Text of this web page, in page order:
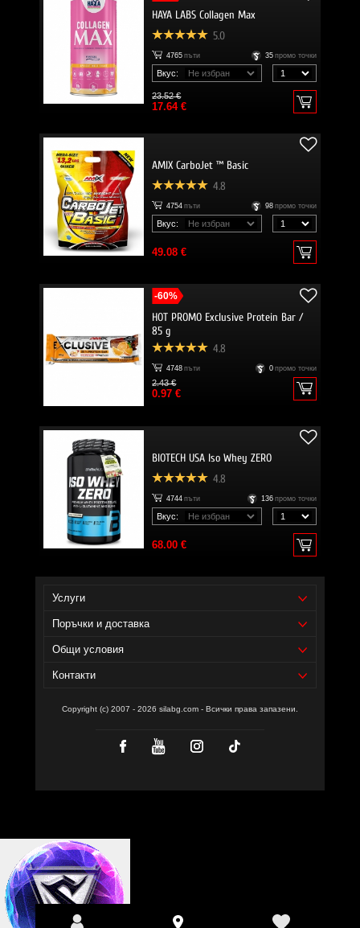
HAYA LABS Collagen Max
5.0
4765 пъти 35 промо точки
Вкус:
23.52 €
17.64 €
AMIX CarboJet ™ Basic
4.8
4754 пъти 98 промо точки
Вкус:
49.08 €
-60%
HOT PROMO Exclusive Protein Bar /
85 g
4.8
4748 пъти 0 промо точки
2.43 €
0.97 €
BIOTECH USA Iso Whey ZERO
4.8
4744 пъти 136 промо точки
Вкус:
68.00 €
Услуги
Поръчки и доставка
Общи условия
Контакти
Copyright (c) 2007 - 2026 silabg.com - Всички права запазени.